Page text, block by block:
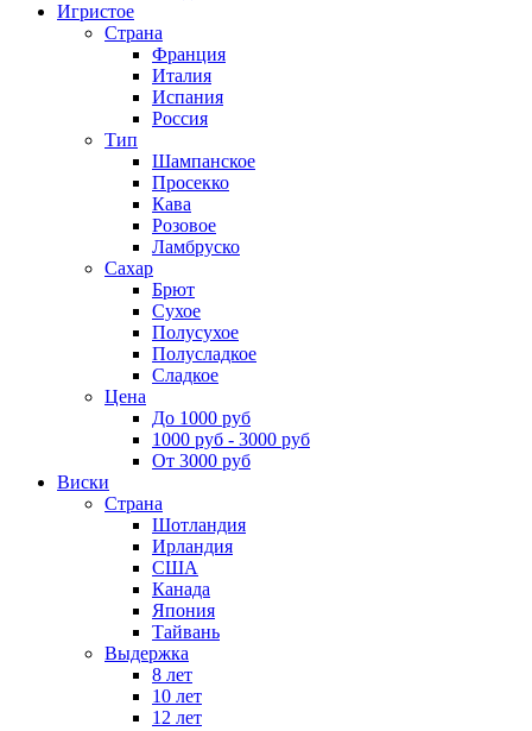
Игристое
Страна
Франция
Италия
Испания
Россия
Тип
Шампанское
Просекко
Кава
Розовое
Ламбруско
Сахар
Брют
Сухое
Полусухое
Полусладкое
Сладкое
Цена
До 1000 руб
1000 руб - 3000 руб
От 3000 руб
Виски
Страна
Шотландия
Ирландия
США
Канада
Япония
Тайвань
Выдержка
8 лет
10 лет
12 лет